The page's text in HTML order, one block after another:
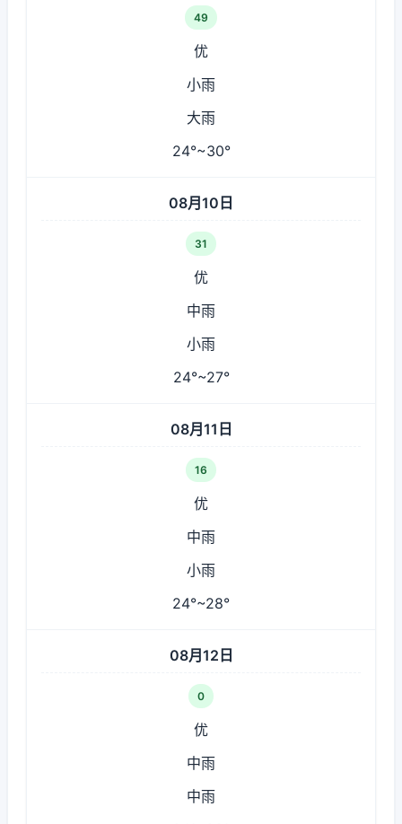
49
优
小雨
大雨
24°~30°
08月10日
31
优
中雨
小雨
24°~27°
08月11日
16
优
中雨
小雨
24°~28°
08月12日
0
优
中雨
中雨